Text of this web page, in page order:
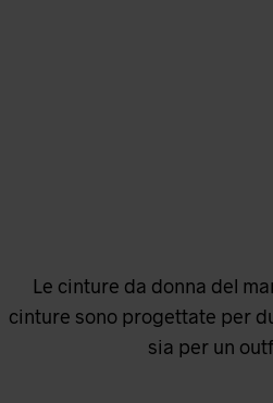
Le cinture da donna del
cinture sono progettate per
sia per un